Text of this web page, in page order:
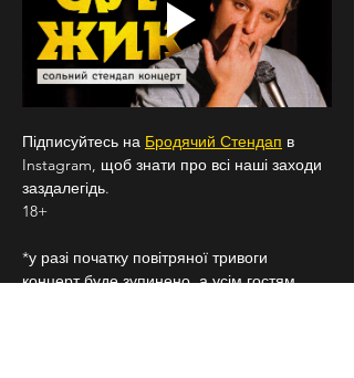
Підписуйтесь на Бродячий Стендап в
Instagram, щоб знати про всі наші заходи
заздалегідь.
18+
*у разі початку повітряної тривоги
концерт буде зупинено, а усім гостям